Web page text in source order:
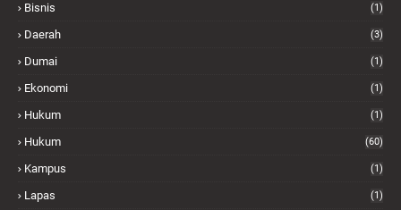
Bisnis (1)
Daerah (3)
Dumai (1)
Ekonomi (1)
Hukum (1)
Hukum (60)
Kampus (1)
Lapas (1)